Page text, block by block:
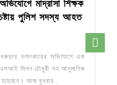
মাদ্রাসা শিক্ষক
পুলিশ সদস্য আহত
বরুড়ায় বলাৎকারের অভিযোগে এক
মিশন চৌধুরী সহ আনুমানিক
আজ বুধবার...